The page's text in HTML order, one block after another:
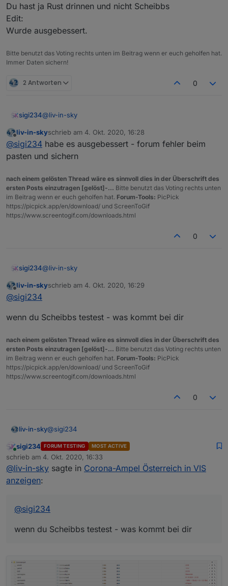
refresh mal den browser
Du hast ja Rust drinnen und nicht Scheibbs
Edit:
Wurde ausgebessert.
Bitte benutzt das Voting rechts unten im Beitrag wenn er euch geholfen hat.
Immer Daten sichern!
2 Antworten 0
sigi234@liv-in-sky
Du hast ja Rust drinnen und nicht Scheibbs
Edit:
Wurde ausgebessert.
Offline
liv-in-skyschrieb am 4. Okt. 2020, 16:28
zuletzt editiert von
@sigi234 habe es ausgebessert - forum fehler beim
pasten und sichern
nach einem gelösten Thread wäre es sinnvoll dies in der Überschrift des
ersten Posts einzutragen [gelöst]-... Bitte benutzt das Voting rechts unten
im Beitrag wenn er euch geholfen hat. Forum-Tools: PicPick
https://picpick.app/en/download/ und ScreenToGif
https://www.screentogif.com/downloads.html
0
sigi234@liv-in-sky
Du hast ja Rust drinnen und nicht Scheibbs
Offline
liv-in-skyschrieb am 4. Okt. 2020, 16:29
zuletzt editiert von
@sigi234
wenn du Scheibbs testest - was kommt bei dir
nach einem gelösten Thread wäre es sinnvoll dies in der Überschrift des
ersten Posts einzutragen [gelöst]-... Bitte benutzt das Voting rechts unten
im Beitrag wenn er euch geholfen hat. Forum-Tools: PicPick
https://picpick.app/en/download/ und ScreenToGif
https://www.screentogif.com/downloads.html
0
liv-in-sky@sigi234
wenn du Scheibbs testest - was kommt bei dir
Online
sigi234 FORUM TESTING MOST ACTIVE
schrieb am 4. Okt. 2020, 16:33
zuletzt editiert von
@liv-in-sky sagte in Corona-Ampel Österreich in VIS
anzeigen:
@sigi234
wenn du Scheibbs testest - was kommt bei dir